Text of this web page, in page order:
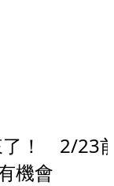
了！ 2/23
機會